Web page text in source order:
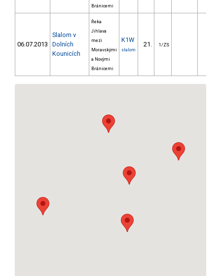
Bránicemi
06.07.2013
Slalom v
Dolních
Kounicích
Řeka
Jihlava
mezi
Moravskými
a Novými
Bránicemi
K1W
slalom
21. 1/ZS